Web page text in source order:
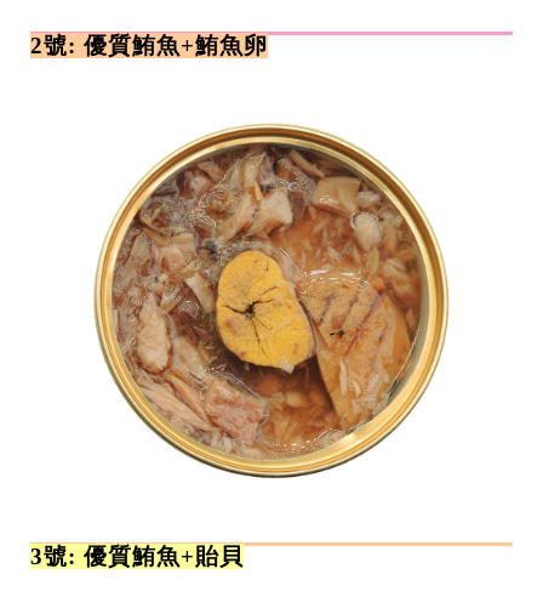
2號: 優質鮪魚+鮪魚卵
3號: 優質鮪魚+貽貝